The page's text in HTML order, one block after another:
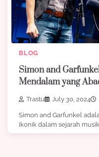
BLOG
Simon and
Mendalam yang
Trastu July 30, 2024
Simon and Garfunkel
ikonik dalam sejarah